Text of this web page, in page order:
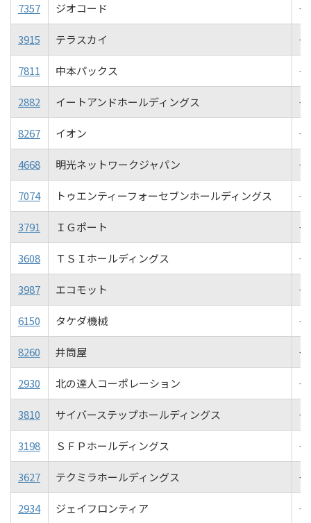
7357 ジオコード
3915 テラスカイ
7811 中本パックス
2882 イートアンドホールディングス
8267 イオン
4668 明光ネットワークジャパン
7074 トゥエンティーフォーセブンホールディングス
3791 ＩＧポート
3608 ＴＳＩホールディングス
3987 エコモット
6150 タケダ機械
8260 井筒屋
2930 北の達人コーポレーション
3810 サイバーステップホールディングス
3198 ＳＦＰホールディングス
3627 テクミラホールディングス
2934 ジェイフロンティア